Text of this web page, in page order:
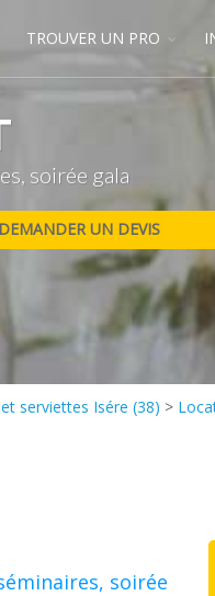
TROUVER UN PRO
soirée gala
serviettes Isére (38) >
soirée